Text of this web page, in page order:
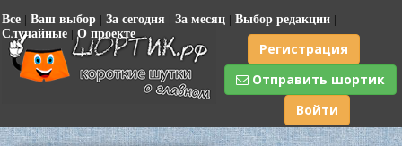
Все | Ваш выбор | За сегодня | За месяц | Выбор редакции |
Случайные | О проекте
Регистрация
Отправить шортик
Войти